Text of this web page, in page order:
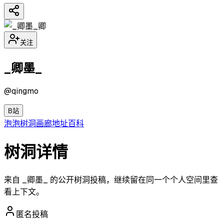
卿
关注
_卿墨_
@qingmo
B站
泡泡树洞画廊地址百科
树洞详情
来自 _卿墨_ 的公开树洞投稿，继续留在同一个个人空间里查
看上下文。
匿名投稿